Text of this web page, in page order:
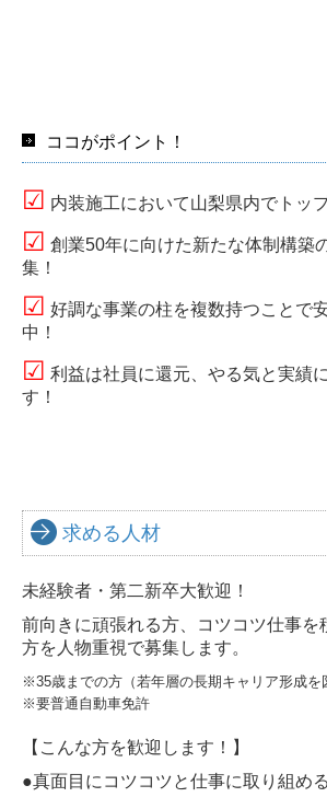
ココがポイント！
☑ 内装施工において山梨県内でトッ
☑ 創業50年に向けた新たな体制構築
集！
☑ 好調な事業の柱を複数持つことで
中！
☑ 利益は社員に還元、やる気と実績
す！
求める人材
未経験者・第二新卒大歓迎！
前向きに頑張れる方、コツコツ仕事を
方を人物重視で募集します。
※35歳までの方（若年層の長期キャリア形成を
※要普通自動車免許
【こんな方を歓迎します！】
●真面目にコツコツと仕事に取り組め